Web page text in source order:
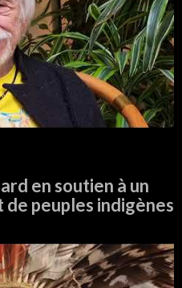
en soutien à un
peuples indigènes